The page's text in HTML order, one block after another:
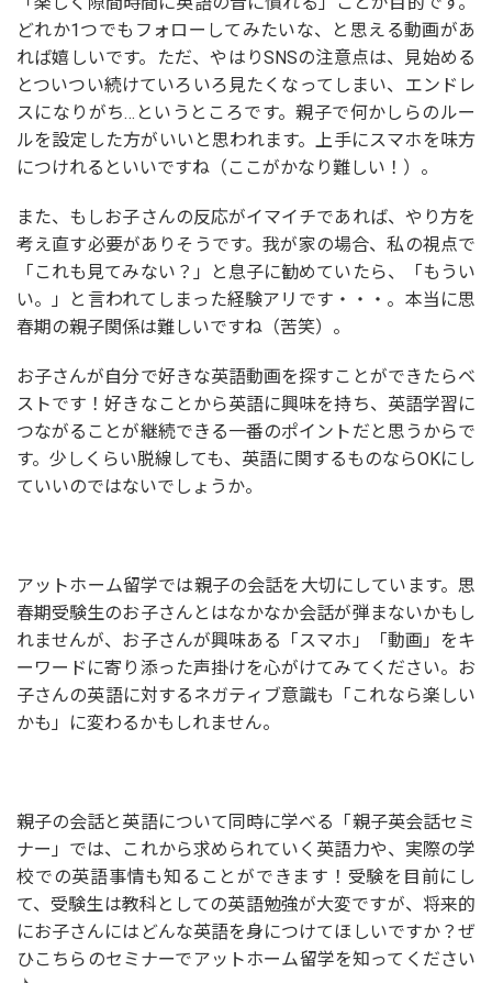
どれか1つでもフォローしてみたいな、と思える動画があ
れば嬉しいです。ただ、やはりSNSの注意点は、見始める
とついつい続けていろいろ見たくなってしまい、エンドレ
スになりがち…というところです。親子で何かしらのルー
ルを設定した方がいいと思われます。上手にスマホを味方
につけれるといいですね（ここがかなり難しい！）。
また、もしお子さんの反応がイマイチであれば、やり方を
考え直す必要がありそうです。我が家の場合、私の視点で
「これも見てみない？」と息子に勧めていたら、「もうい
い。」と言われてしまった経験アリです・・・。本当に思
春期の親子関係は難しいですね（苦笑）。
お子さんが自分で好きな英語動画を探すことができたらベ
ストです！好きなことから英語に興味を持ち、英語学習に
つながることが継続できる一番のポイントだと思うからで
す。少しくらい脱線しても、英語に関するものならOKにし
ていいのではないでしょうか。
アットホーム留学では親子の会話を大切にしています。思
春期受験生のお子さんとはなかなか会話が弾まないかもし
れませんが、お子さんが興味ある「スマホ」「動画」をキ
ーワードに寄り添った声掛けを心がけてみてください。お
子さんの英語に対するネガティブ意識も「これなら楽しい
かも」に変わるかもしれません。
親子の会話と英語について同時に学べる「親子英会話セミ
ナー」では、これから求められていく英語力や、実際の学
校での英語事情も知ることができます！受験を目前にし
て、受験生は教科としての英語勉強が大変ですが、将来的
にお子さんにはどんな英語を身につけてほしいですか？ぜ
ひこちらのセミナーでアットホーム留学を知ってください